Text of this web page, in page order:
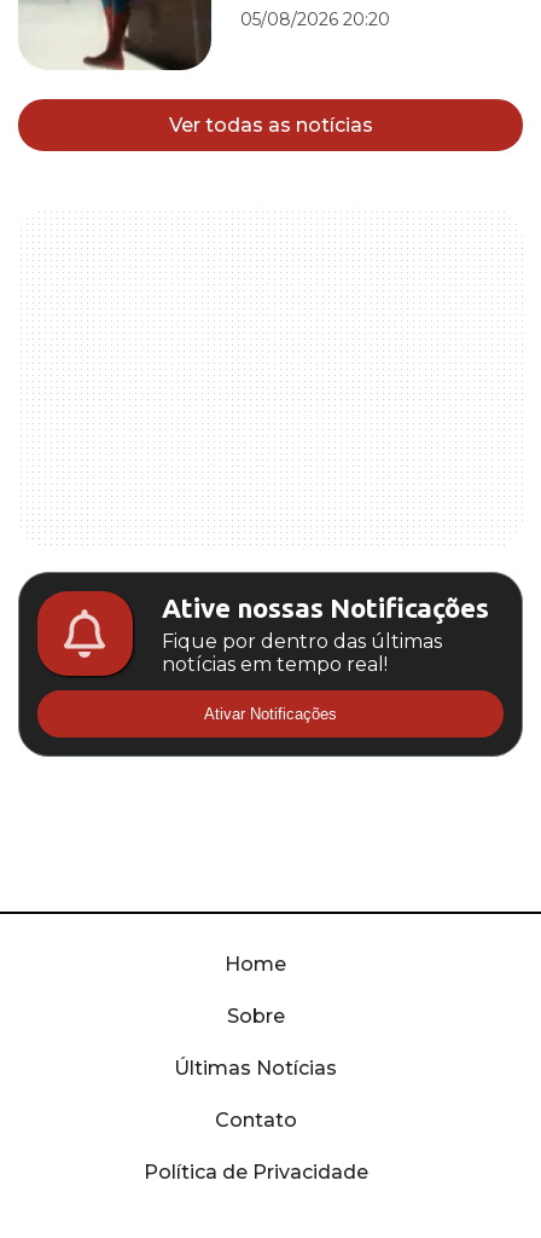
05/08/2026 20:20
Ver todas as notícias
Ative nossas Notificações
Fique por dentro das últimas
notícias em tempo real!
Ativar Notificações
Home
Sobre
Últimas Notícias
Contato
Política de Privacidade